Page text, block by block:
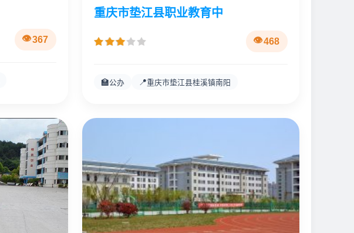
367
重庆市垫江县职业教育中
468
🏫公办 📍重庆市垫江县桂溪镇南阳